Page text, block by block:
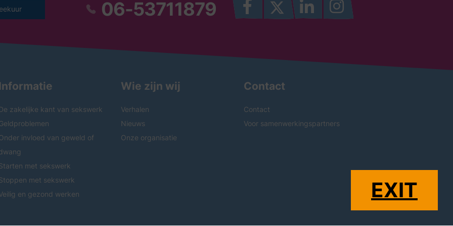
EXIT
06-53711879
zakelijke kant van sekswerk
invloed van geweld of
met sekswerk
met sekswerk
en gezond werken
Wie zijn wij
Verhalen
Nieuws
Onze organisatie
Contact
Contact
Voor samenwerkingspartners